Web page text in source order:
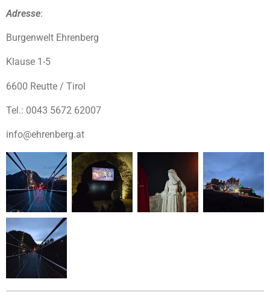
Adresse:
Burgenwelt Ehrenberg
Klause 1-5
6600 Reutte / Tirol
Tel.: 0043 5672 62007
info@ehrenberg.at